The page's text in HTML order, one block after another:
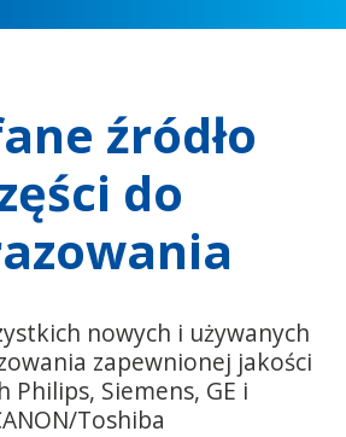
źródło
do
nowych i używanych
zapewnionej jakości
Philips, Siemens, GE i
Toshiba